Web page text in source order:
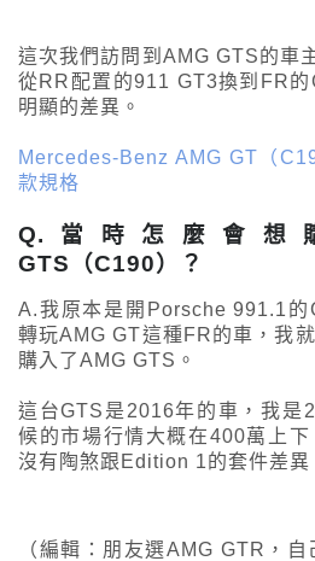
這次我們訪問到AMG GTS的車
從RR配置的911 GT3換到FR
明顯的差異。
Mercedes-Benz AMG GT（
款規格
Q.當時怎麼會想
GTS（C190）？
A.我原本是開Porsche 991.1的
轉玩AMG GT這種FR的車，我
購入了AMG GTS。
這台GTS是2016年的車，我是
候的市場行情大概在400萬上
沒有陶煞跟Edition 1的套件差異
（編輯：朋友選AMG GTR，